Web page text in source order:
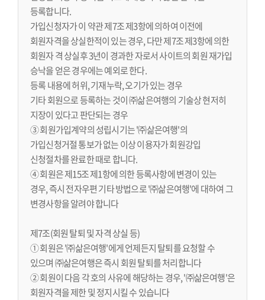
등록합니다.
가입신청자가 이 약관 제7조 제3항에 의하여 이전에
회원자격을 상실한적이 있는 경우, 다만 제7조 제3항에 의한
회원자 격 상실후 3년이 경과한 자로서 사이트의 회원 재가입
승낙을 얻은 경우에는 예외로 한다.
등록 내용에 허위, 기재누락, 오기가 있는 경우
기타 회원으로 등록하는 것이 ㈜삶은여행의 기술상 현저히
지장이 있다고 판단되는 경우
③ 회원가입계약의 성립시기는 '㈜삶은여행'의
가입신청거절 통보가 없는 이상 이용자가 회원강입
신청절차를 완료한 때로 합니다.
④ 회원은 제15조 제1항에 의한 등록사항에 변경이 있는
경우, 즉시 전자우편 기타 방법으로 '㈜삶은여행'에 대하여 그
변경사항을 알려야 합니다
제7조(회원 탈퇴 및 자격 상실 등)
① 회원은 '㈜삶은여행'에게 언제든지 탈퇴를 요청할 수
있으며 ㈜삶은여행은 즉시 회원 탈퇴를 처리합니다
② 회원이 다음 각 호의 사유에 해당하는 경우, '㈜삶은여행'은
회원자격을 제한 및 정지시킬 수 있습니다